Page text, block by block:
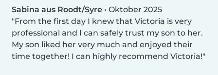
Sabina aus Roodt/Syre • Oktober 2025
From the first day I knew that Victoria is very
professional and I can safely trust my son to her.
My son liked her very much and enjoyed their
time together! I can highly recommend Victoria!